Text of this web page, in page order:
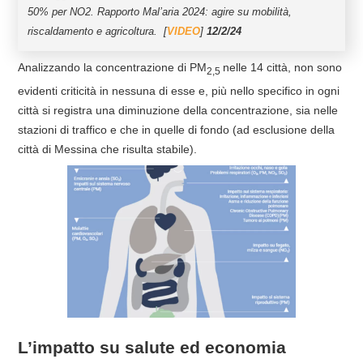
50% per NO2. Rapporto Mal’aria 2024: agire su mobilità,
riscaldamento e agricoltura. [VIDEO] 12/2/24
Analizzando la concentrazione di PM2,5 nelle 14 città, non sono
evidenti criticità in nessuna di esse e, più nello specifico in ogni
città si registra una diminuzione della concentrazione, sia nelle
stazioni di traffico e che in quelle di fondo (ad esclusione della
città di Messina che risulta stabile).
L’impatto su salute ed economia